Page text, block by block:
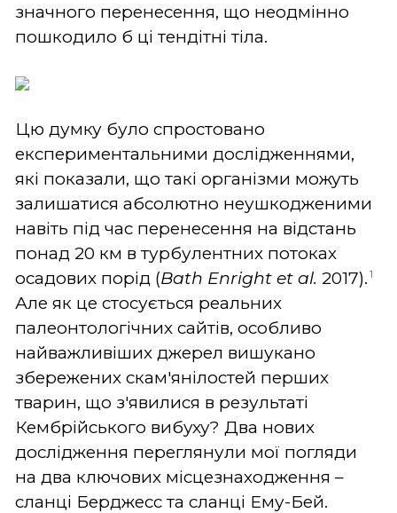
значного перенесення, що неодмінно
пошкодило б ці тендітні тіла.
Цю думку було спростовано
експериментальними дослідженнями,
які показали, що такі організми можуть
залишатися абсолютно неушкодженими
навіть під час перенесення на відстань
понад 20 км в турбулентних потоках
осадових порід (Bath Enright et al. 2017). 1
Але як це стосується реальних
палеонтологічних сайтів, особливо
найважливіших джерел вишукано
збережених скам'янілостей перших
тварин, що з'явилися в результаті
Кембрійського вибуху? Два нових
дослідження переглянули мої погляди
на два ключових місцезнаходження –
сланці Берджесс та сланці Ему-Бей.